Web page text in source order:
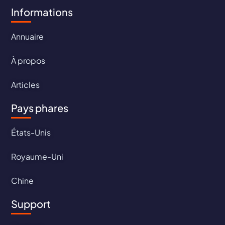
Informations
Annuaire
À propos
Articles
Pays phares
États-Unis
Royaume-Uni
Chine
Support